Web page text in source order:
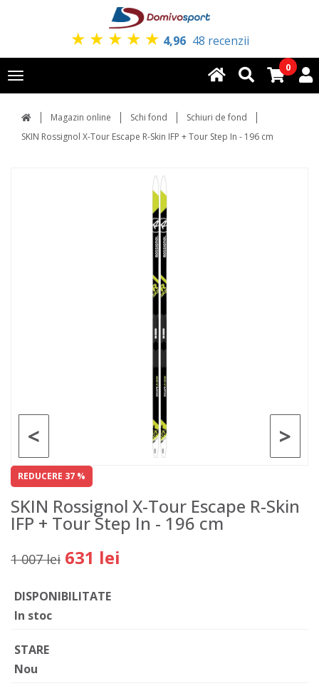
★ ★ ★ ★ ★ 4,96 48 recenzii
Toggle
navigation
0
Magazin online Schi fond
Schiuri de fond
SKIN Rossignol X-Tour Escape R-Skin IFP + Tour Step In - 196 cm
>
<
REDUCERE 37 %
SKIN Rossignol X-Tour Escape R-Skin
IFP + Tour Step In - 196 cm
1 007 lei 631 lei
DISPONIBILITATE
In stoc
STARE
Nou